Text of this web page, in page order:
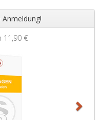
Anmeldung!
11,90 €